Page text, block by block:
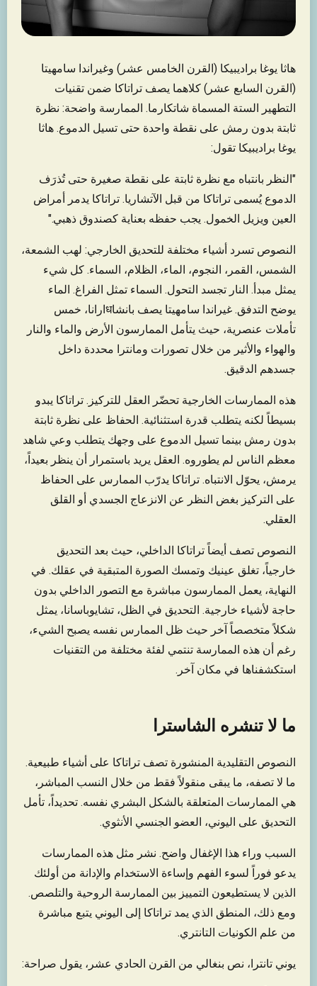
هاثا يوغا براديبيكا (القرن الخامس عشر) وغيراندا سامهيتا
(القرن السابع عشر) كلاهما يصف تراتاكا ضمن تقنيات
التطهير الستة المسماة شاتكارما. الممارسة واضحة: نظرة
ثابتة بدون رمش على نقطة واحدة حتى تسيل الدموع. هاثا
يوغا براديبيكا تقول:
"النظر بانتباه مع نظرة ثابتة على نقطة صغيرة حتى تُذرَف
الدموع يُسمى تراتاكا من قبل الآتشاريا. تراتاكا يدمر أمراض
العين ويزيل الخمول. يجب حفظه بعناية كصندوق ذهبي."
النصوص تسرد أشياء مختلفة للتحديق الخارجي: لهب الشمعة،
الشمس، القمر، النجوم، الماء، الظلام، السماء. كل شيء
يمثل مبدأ. النار تجسد التحول. السماء تمثل الفراغ. الماء
يوضح التدفق. غيراندا سامهيتا يصف بانشاधارانا، خمس
تأملات عنصرية، حيث يتأمل الممارسون الأرض والماء والنار
والهواء والأثير من خلال تصورات ومانترا محددة داخل
جسدهم الدقيق.
هذه الممارسات الخارجية تحضّر العقل للتركيز. تراتاكا يبدو
بسيطاً لكنه يتطلب قدرة استثنائية. الحفاظ على نظرة ثابتة
بدون رمش بينما تسيل الدموع على وجهك يتطلب وعي شاهد
معظم الناس لم يطوروه. العقل يريد باستمرار أن ينظر بعيداً،
يرمش، يحوّل الانتباه. تراتاكا يدرّب الممارس على الحفاظ
على التركيز بغض النظر عن الانزعاج الجسدي أو القلق
العقلي.
النصوص تصف أيضاً تراتاكا الداخلي، حيث بعد التحديق
خارجياً، تغلق عينيك وتمسك الصورة المتبقية في عقلك. في
النهاية، يعمل الممارسون مباشرة مع التصور الداخلي بدون
حاجة لأشياء خارجية. التحديق في الظل، تشايوباسانا، يمثل
شكلاً متخصصاً آخر حيث ظل الممارس نفسه يصبح الشيء،
رغم أن هذه الممارسة تنتمي لفئة مختلفة من التقنيات
استكشفناها في مكان آخر.
ما لا تنشره الشاسترا
النصوص التقليدية المنشورة تصف تراتاكا على أشياء طبيعية.
ما لا تصفه، ما يبقى منقولاً فقط من خلال النسب المباشر،
هي الممارسات المتعلقة بالشكل البشري نفسه. تحديداً، تأمل
التحديق على اليوني، العضو الجنسي الأنثوي.
السبب وراء هذا الإغفال واضح. نشر مثل هذه الممارسات
يدعو فوراً لسوء الفهم وإساءة الاستخدام والإدانة من أولئك
الذين لا يستطيعون التمييز بين الممارسة الروحية والتلصص.
ومع ذلك، المنطق الذي يمد تراتاكا إلى اليوني يتبع مباشرة
من علم الكونيات التانتري.
يوني تانترا، نص بنغالي من القرن الحادي عشر، يقول صراحة: